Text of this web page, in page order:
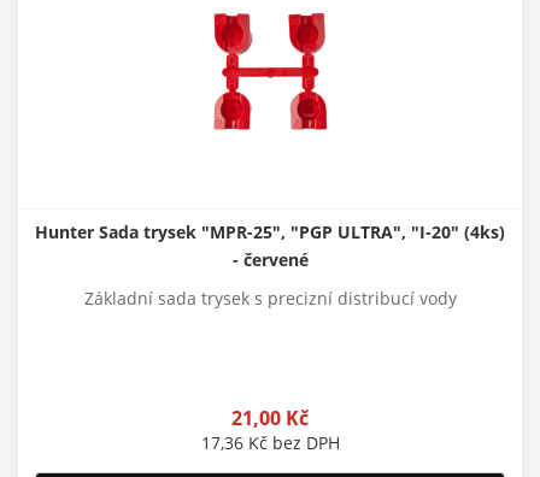
Hunter Sada trysek "MPR-25", "PGP ULTRA", "I-20" (4ks)
- červené
Základní sada trysek s precizní distribucí vody
21,00 Kč
17,36 Kč bez DPH